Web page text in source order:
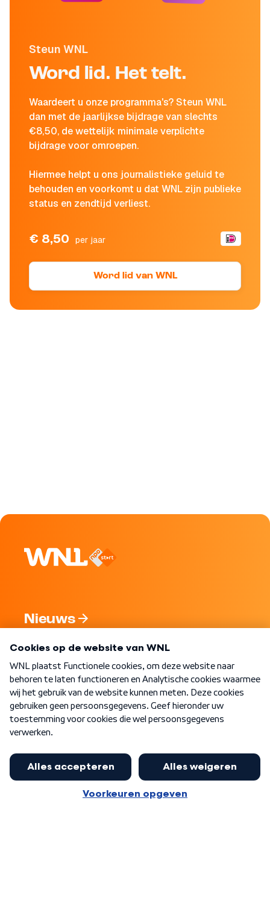
Steun WNL
Word lid. Het telt.
Waardeert u onze programma's? Steun WNL
dan met de jaarlijkse bijdrage van slechts
€8,50, de wettelijk minimale verplichte
bijdrage voor omroepen.
Hiermee helpt u ons journalistieke geluid te
behouden en voorkomt u dat WNL zijn publieke
status en zendtijd verliest.
€ 8,50 per jaar
Word lid van WNL
Nieuws
Nieuwsbrief
Word Lid